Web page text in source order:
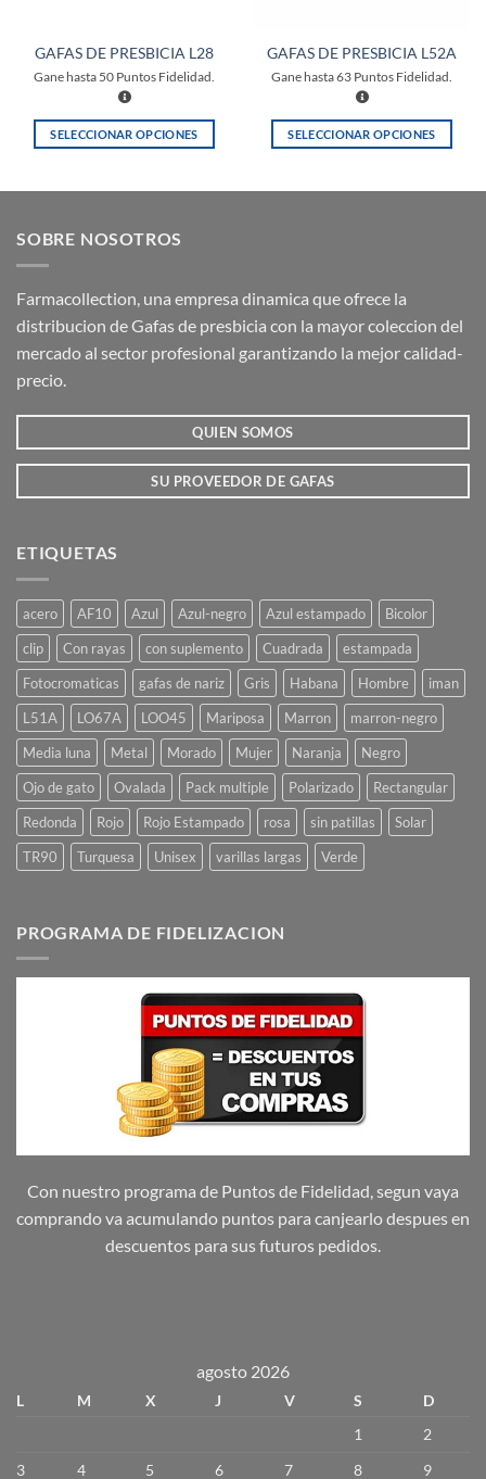
GAFAS DE PRESBICIA L28
Gane hasta 50 Puntos Fidelidad.
SELECCIONAR OPCIONES
variantes.
opciones
se
elegir
de
producto
GAFAS DE PRESBICIA L52A
Gane hasta63 Puntos Fidelidad.
SELECCIONAR OPCIONES
opciones
elegir
de
SOBRE NOSOTROS
Farmacollection, una empresa dinamica que ofrece la
distribucion de Gafas de presbicia con la mayor coleccion del
mercado al sector profesional garantizando la mejor calidad-
precio.
QUIEN SOMOS
SU PROVEEDOR DE GAFAS
ETIQUETAS
acero AF10 Azul Azul-negro Azul estampado
Bicolor
clip
Con rayas con suplemento Cuadrada
estampada
Fotocromaticas
gafas de nariz Gris Habana Hombre
iman
L51A
LO67A LOO45 Mariposa Marron
marron-negro
Media luna
Metal Morado Mujer Naranja
Negro
Ojo de gato
Ovalada Pack multiple Polarizado
Rectangular
Redonda
Rojo Rojo Estampado rosa sin patillas
Solar
TR90
Turquesa Unisex varillas largas Verde
PROGRAMA DE FIDELIZACION
Con nuestro programa de Puntos de Fidelidad, segun vaya
comprando va acumulando puntos para canjearlo despues en
descuentos para sus futuros pedidos.
agosto 2026
L M X J V S
D
1
2
3
4 5 6 7 8 9